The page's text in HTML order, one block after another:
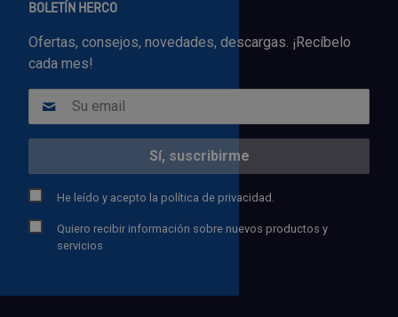
BOLETÍN HERCO
Ofertas, consejos, novedades, descargas. ¡Recíbelo
cada mes!
He leído y acepto la política de privacidad.
Quiero recibir información sobre nuevos productos y
servicios